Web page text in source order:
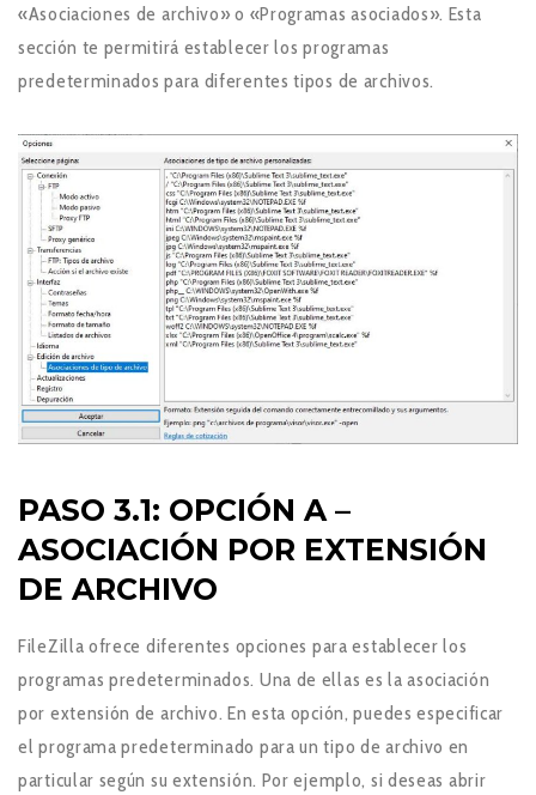
«Asociaciones de archivo» o «Programas asociados». Esta
sección te permitirá establecer los programas
predeterminados para diferentes tipos de archivos.
PASO 3.1: OPCIÓN A –
ASOCIACIÓN POR EXTENSIÓN
DE ARCHIVO
FileZilla ofrece diferentes opciones para establecer los
programas predeterminados. Una de ellas es la asociación
por extensión de archivo. En esta opción, puedes especificar
el programa predeterminado para un tipo de archivo en
particular según su extensión. Por ejemplo, si deseas abrir